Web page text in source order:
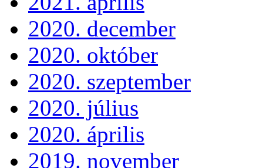
2020. december
2020. október
2020. szeptember
2020. július
2020. április
2019. november